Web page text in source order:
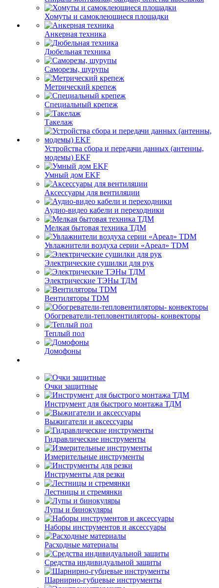
Хомуты и самоклеющиеся площадки
Анкерная техника
Дюбельная техника
Саморезы, шурупы
Метрический крепеж
Специальный крепеж
Такелаж
Устройства сбора и передачи данных (антенны,
модемы) EKF
Умный дом EKF
Аксессуары для вентиляции
Аудио-видео кабели и переходники
Мелкая бытовая техника ТДМ
Увлажнители воздуха серии «Ареал» TDM
Электрические сушилки для рук
Электрические ТЭНы ТДМ
Вентиляторы TDM
Обогреватели-тепловентиляторы- конвекторы
Теплый пол
Домофоны
Очки защитные
Инструмент для быстрого монтажа ТДМ
Выжигатели и аксессуары
Гидравлические инструменты
Измерительные инструменты
Инструменты для резки
Лестницы и стремянки
Лупы и бинокуляры
Наборы инструментов и аксессуары
Расходные материалы
Средства индивидуальной защиты
Шарнирно-губцевые инструменты